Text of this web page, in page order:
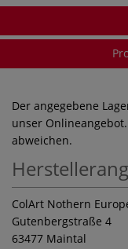
Der angegebene
unser
abweichen.
ColArt Nothern
Gutenbergstraße 4
63477 Maintal